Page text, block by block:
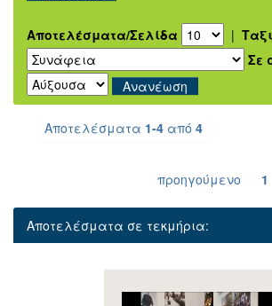
Αποτελέσματα/Σελίδα |
Σε
Αποτελέσματα 1-4 από 4
προηγούμενο 1
Αποτελέσματα σε τεκμήρια: